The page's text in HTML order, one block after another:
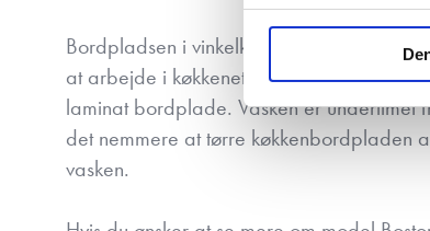
Bordpladsen i vinkelkøkkenet og
at arbejde i køkkenet på samme tid.
laminat bordplade. Vasken er
det nemmere at tørre køkkenbordpladen
vasken.